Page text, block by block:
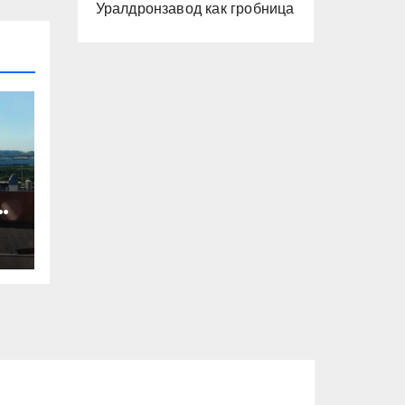
Уралдронзавод как гробница